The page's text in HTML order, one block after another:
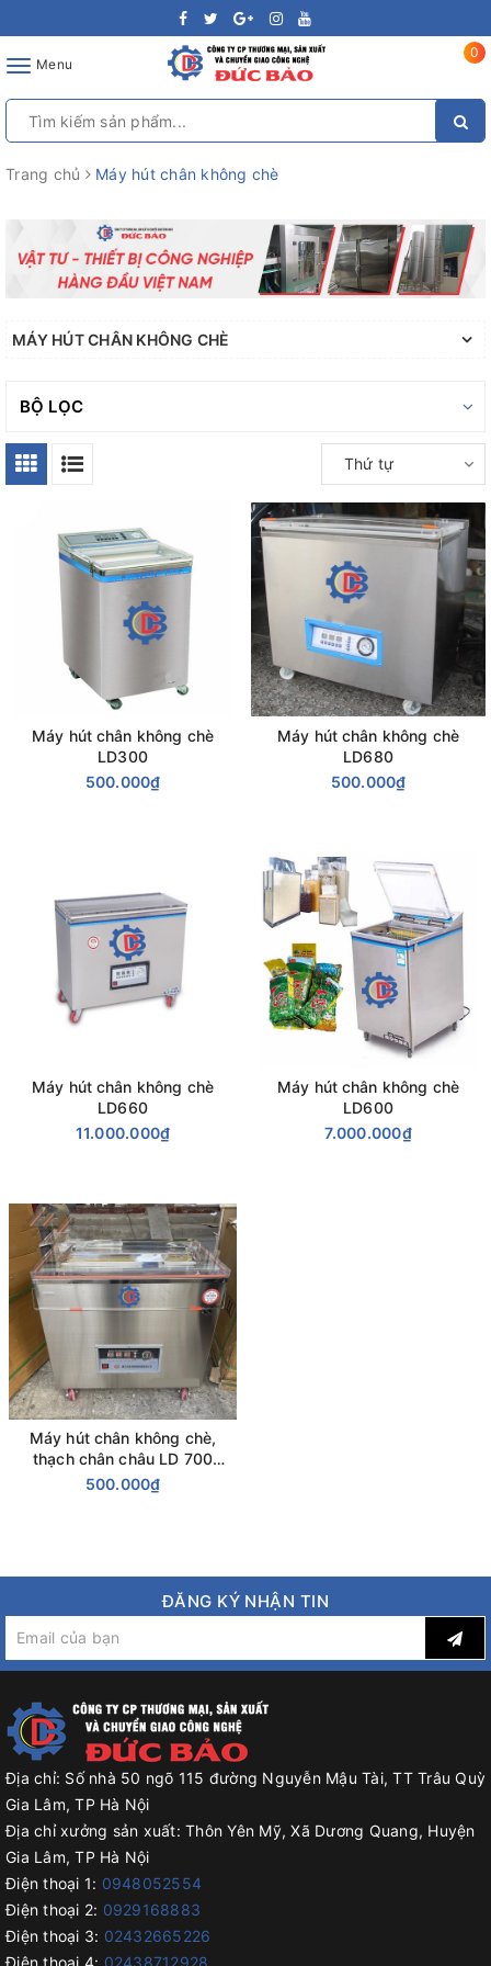
ToggleMenu
0
Trang chủ Máy hút chân không chè
MÁY HÚT CHÂN KHÔNG CHÈ
BỘ LỌC
Thứ tự
Máy hút chân không chè
LD300
500.000₫
Máy hút chân không chè
LD680
500.000₫
Máy hút chân không chè
LD660
11.000.000₫
Máy hút chân không chè
LD600
7.000.000₫
Máy hút chân không chè,
thạch chân châu LD 700
công nghiệp hiện đại
500.000₫
ĐĂNG KÝ NHẬN TIN
Địa chỉ: Số nhà 50 ngõ 115 đường Nguyễn Mậu Tài, TT Trâu Quỳ
Gia Lâm, TP Hà Nội
Địa chỉ xưởng sản xuất: Thôn Yên Mỹ, Xã Dương Quang, Huyện
Gia Lâm, TP Hà Nội
Điện thoại 1: 0948052554
Điện thoại 2: 0929168883
Điện thoại 3: 02432665226
Điện thoại 4: 02438712928